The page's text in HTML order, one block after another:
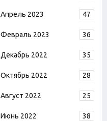
Апрель 2023 47
Февраль 2023 36
Декабрь 2022 35
Октябрь 2022 28
Август 2022 25
Июнь 2022 38